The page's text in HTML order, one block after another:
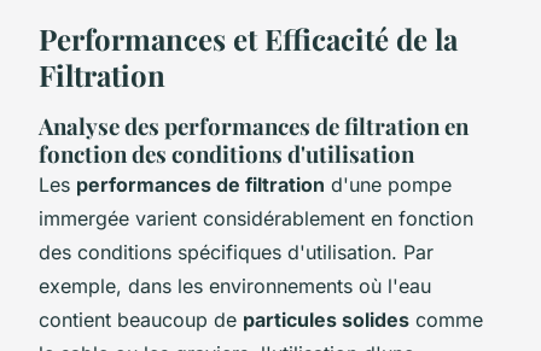
Performances et Efficacité de la
Filtration
Analyse des performances de filtration en
fonction des conditions d'utilisation
Les performances de filtration d'une pompe
immergée varient considérablement en fonction
des conditions spécifiques d'utilisation. Par
exemple, dans les environnements où l'eau
contient beaucoup de particules solides comme